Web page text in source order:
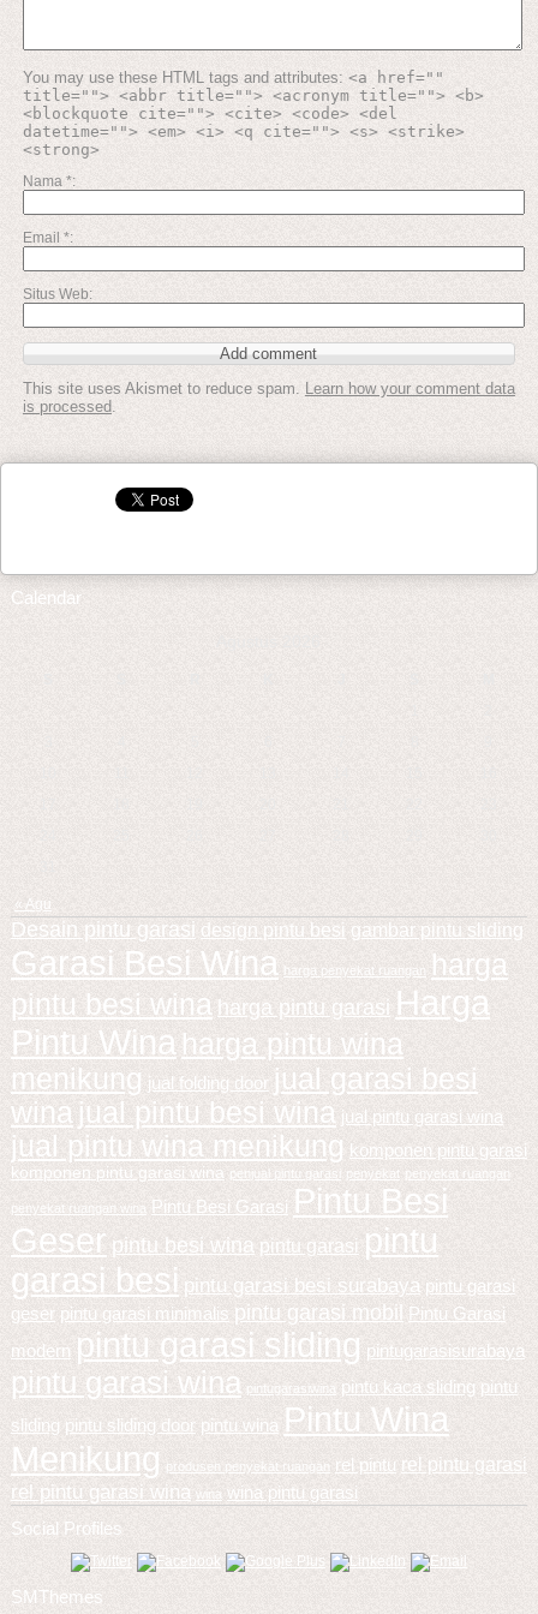
You may use these HTML tags and attributes: <a href=""
title=""> <abbr title=""> <acronym title=""> <b>
<blockquote cite=""> <cite> <code> <del
datetime=""> <em> <i> <q cite=""> <s> <strike>
<strong>
Nama *
Email *
Situs Web
This site uses Akismet to reduce spam. Learn how your comment data
is processed.
Calendar
« Agu
Desain pintu garasi design pintu besi gambar pintu sliding
Garasi Besi Wina harga penyekat ruangan
harga
pintu besi wina harga pintu garasi Harga
Pintu Wina harga pintu wina
menikung jual folding door jual garasi besi
wina jual pintu besi wina jual pintu garasi wina
jual pintu wina menikung komponen pintu garasi
komponen pintu garasi wina penjual pintu garasi penyekat penyekat ruangan
penyekat ruangan wina Pintu Besi Garasi Pintu Besi
Geser pintu besi wina pintu garasi
pintu
garasi besi
pintu garasi besi surabaya pintu garasi
geser pintu garasi minimalis pintu garasi mobil
Pintu Garasi
modern pintu garasi sliding pintugarasisurabaya
pintu garasi wina pintugarasiwina pintu kaca sliding pintu
sliding pintu sliding door pintu wina Pintu Wina
Menikung
produsen penyekat ruangan rel pintu rel pintu garasi
rel pintu garasi wina wina wina pintu garasi
Social Profiles
SMThemes